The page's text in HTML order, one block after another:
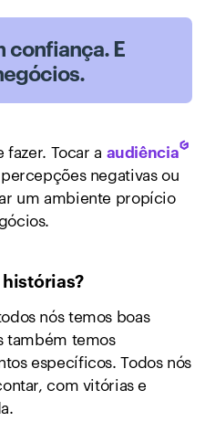
confiança. E
fazer. Tocar a audiência
negativas ou
um ambiente propício
histórias?
nós temos boas
também temos
específicos. Todos nós
com vitórias e